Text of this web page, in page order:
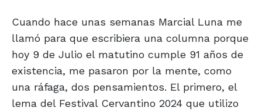
Cuando hace unas semanas Marcial Luna me
llamó para que escribiera una columna porque
hoy 9 de Julio el matutino cumple 91 años de
existencia, me pasaron por la mente, como
una ráfaga, dos pensamientos. El primero, el
lema del Festival Cervantino 2024 que utilizo